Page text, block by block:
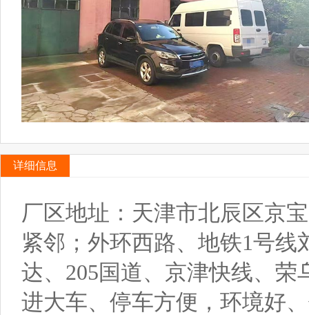
详细信息
厂区地址：天津市北辰区京
紧邻；外环西路、地铁1号线
达、205国道、京津快线、
进大车、停车方便，环境好